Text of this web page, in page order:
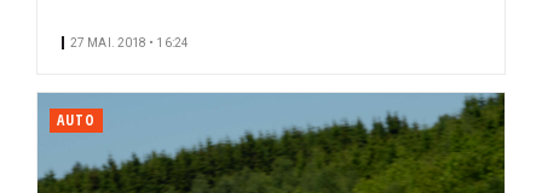
27 MAI. 2018 • 16:24
AUTO